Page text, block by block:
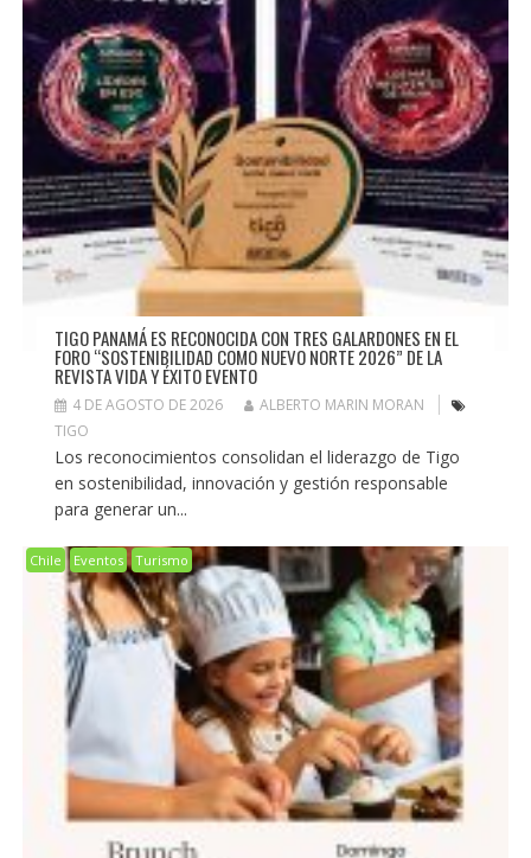
TIGO PANAMÁ ES RECONOCIDA CON TRES GALARDONES EN EL
FORO “SOSTENIBILIDAD COMO NUEVO NORTE 2026” DE LA
REVISTA VIDA Y ÉXITO EVENTO
4 DE AGOSTO DE 2026
ALBERTO MARIN MORAN
TIGO
Los reconocimientos consolidan el liderazgo de Tigo
en sostenibilidad, innovación y gestión responsable
para generar un...
Chile Eventos Turismo